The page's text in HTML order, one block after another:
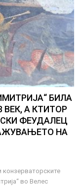
БИЛА
ВЕК, А КТИТОР
ФЕУДАЛЕЦ
НА
конзерваторските
во Велес